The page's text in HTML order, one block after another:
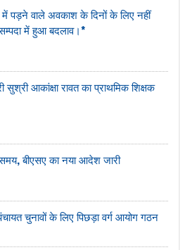
पड़ने वाले अवकाश के दिनों के लिए नहीं
में हुआ बदलाव।*
सुश्री आकांक्षा रावत का प्राथमिक शिक्षक
बीएसए का नया आदेश जारी
चुनावों के लिए पिछड़ा वर्ग आयोग गठन